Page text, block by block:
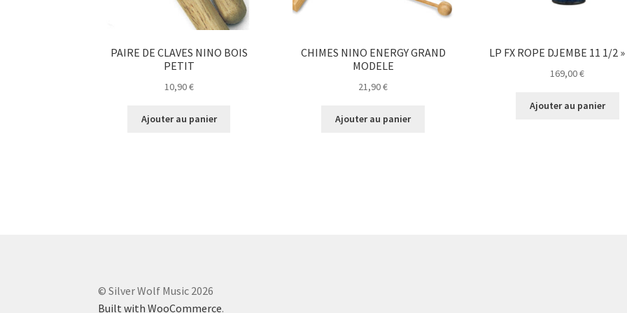
PAIRE DE CLAVES NINO BOIS
PETIT
10,90€
Ajouter au panier
CHIMES NINO ENERGY GRAND
MODELE
21,90€
Ajouter au panier
LP FX ROPE DJEMBE 11 1/2
169,00€
Ajouter au panier
© Silver Wolf Music 2026
Built with WooCommerce.